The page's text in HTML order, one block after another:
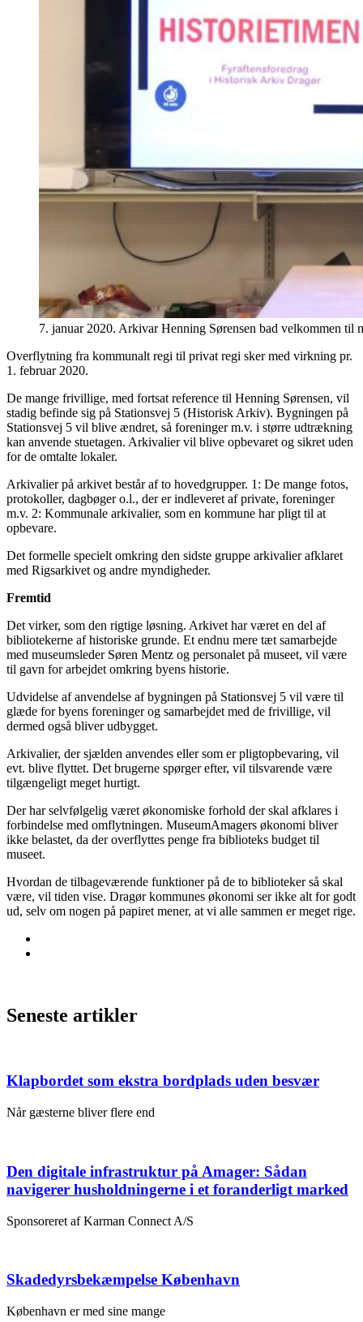
7. januar 2020. Arkivar Henning Sørensen bad velkommen til
Overflytning fra kommunalt regi til privat regi sker med virkning pr.
1. februar 2020.
De mange frivillige, med fortsat reference til Henning Sørensen, vil
stadig befinde sig på Stationsvej 5 (Historisk Arkiv). Bygningen på
Stationsvej 5 vil blive ændret, så foreninger m.v. i større udtrækning
kan anvende stuetagen. Arkivalier vil blive opbevaret og sikret uden
for de omtalte lokaler.
Arkivalier på arkivet består af to hovedgrupper. 1: De mange fotos,
protokoller, dagbøger o.l., der er indleveret af private, foreninger
m.v. 2: Kommunale arkivalier, som en kommune har pligt til at
opbevare.
Det formelle specielt omkring den sidste gruppe arkivalier afklaret
med Rigsarkivet og andre myndigheder.
Fremtid
Det virker, som den rigtige løsning. Arkivet har været en del af
bibliotekerne af historiske grunde. Et endnu mere tæt samarbejde
med museumsleder Søren Mentz og personalet på museet, vil være
til gavn for arbejdet omkring byens historie.
Udvidelse af anvendelse af bygningen på Stationsvej 5 vil være til
glæde for byens foreninger og samarbejdet med de frivillige, vil
dermed også bliver udbygget.
Arkivalier, der sjælden anvendes eller som er pligtopbevaring, vil
evt. blive flyttet. Det brugerne spørger efter, vil tilsvarende være
tilgængeligt meget hurtigt.
Der har selvfølgelig været økonomiske forhold der skal afklares i
forbindelse med omflytningen. MuseumAmagers økonomi bliver
ikke belastet, da der overflyttes penge fra biblioteks budget til
museet.
Hvordan de tilbageværende funktioner på de to biblioteker så skal
være, vil tiden vise. Dragør kommunes økonomi ser ikke alt for godt
ud, selv om nogen på papiret mener, at vi alle sammen er meget rige.
Seneste artikler
Klapbordet som ekstra bordplads uden besvær
Når gæsterne bliver flere end
Den digitale infrastruktur på Amager: Sådan
navigerer husholdningerne i et foranderligt marked
Sponsoreret af Karman Connect A/S
Skadedyrsbekæmpelse København
København er med sine mange